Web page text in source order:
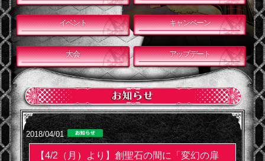
イベント キャンペーン
大会 アップデート
2018/04/01
【4/2（月）より】創聖石の間に「変幻の扉